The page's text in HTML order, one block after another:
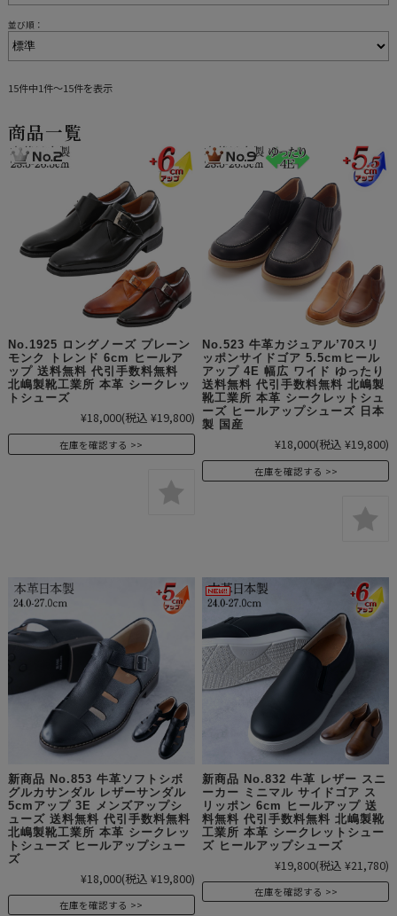
並び順：
15件中1件～15件を表示
商品一覧
No.1925 ロングノーズ プレーン
モンク トレンド 6cm ヒールア
ップ 送料無料 代引手数料無料
北嶋製靴工業所 本革 シークレッ
トシューズ
¥18,000(税込 ¥19,800)
在庫を確認する
No.523 牛革カジュアル’70スリ
ッポンサイドゴア 5.5cmヒール
アップ 4E 幅広 ワイド ゆったり
送料無料 代引手数料無料 北嶋製
靴工業所 本革 シークレットシュ
ーズ ヒールアップシューズ 日本
製 国産
¥18,000(税込 ¥19,800)
在庫を確認する
新商品 No.853 牛革ソフトシボ
グルカサンダル レザーサンダル
5cmアップ 3E メンズアップシ
ューズ 送料無料 代引手数料無料
北嶋製靴工業所 本革 シークレッ
トシューズ ヒールアップシュー
ズ
¥18,000(税込 ¥19,800)
在庫を確認する
新商品 No.832 牛革 レザー スニ
ーカー ミニマル サイドゴア ス
リッポン 6cm ヒールアップ 送
料無料 代引手数料無料 北嶋製靴
工業所 本革 シークレットシュー
ズ ヒールアップシューズ
¥19,800(税込 ¥21,780)
在庫を確認する